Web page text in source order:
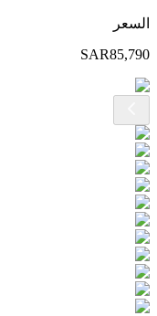
السعر
SAR85,790